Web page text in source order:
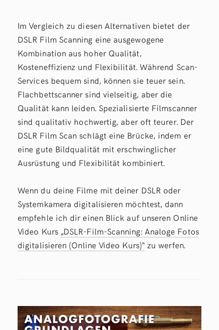
Im Vergleich zu diesen Alternativen bietet der
DSLR Film Scanning eine ausgewogene
Kombination aus hoher Qualität,
Kosteneffizienz und Flexibilität. Während Scan-
Services bequem sind, können sie teuer sein.
Flachbettscanner sind vielseitig, aber die
Qualität kann leiden. Spezialisierte Filmscanner
sind qualitativ hochwertig, aber oft teurer. Der
DSLR Film Scan schlägt eine Brücke, indem er
eine gute Bildqualität mit erschwinglicher
Ausrüstung und Flexibilität kombiniert.
Wenn du deine Filme mit deiner DSLR oder
Systemkamera digitalisieren möchtest, dann
empfehle ich dir einen Blick auf unseren Online
Video Kurs „DSLR-Film-Scanning: Analoge Fotos
digitalisieren (Online Video Kurs)“zu werfen.